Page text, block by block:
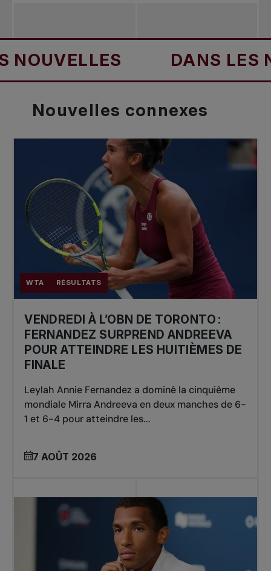
DANS LES
Nouvelles connexes
WTA RÉSULTATS
VENDREDI À L’OBN DE TORONTO :
FERNANDEZ SURPREND ANDREEVA
POUR ATTEINDRE LES HUITIÈMES DE
FINALE
Leylah Annie Fernandez a dominé la cinquième
mondiale Mirra Andreeva en deux manches de 6-
1 et 6-4 pour atteindre les...
7 AOÛT 2026